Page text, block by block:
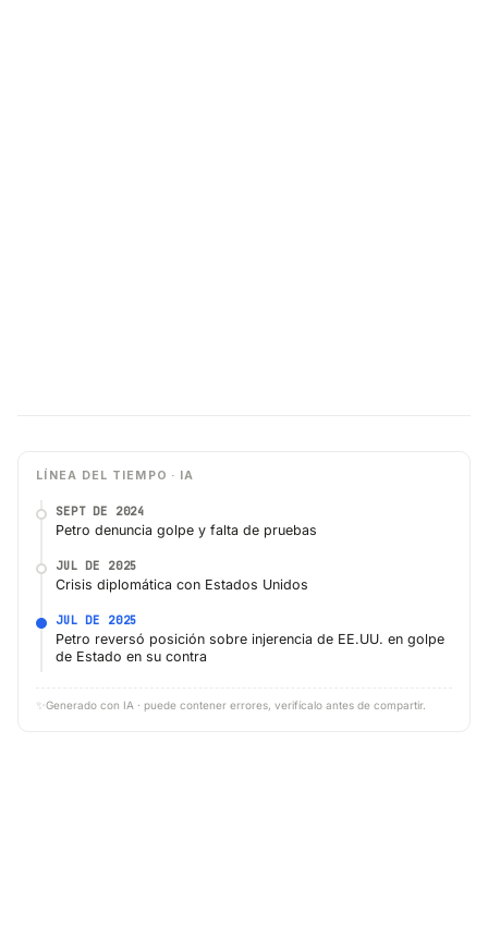
LÍNEA DEL TIEMPO · IA
SEPT DE 2024
Petro denuncia golpe y falta de pruebas
JUL DE 2025
Crisis diplomática con Estados Unidos
JUL DE 2025
Petro reversó posición sobre injerencia de EE.UU. en golpe
de Estado en su contra
✨ Generado con IA · puede contener errores, verifícalo antes de compartir.